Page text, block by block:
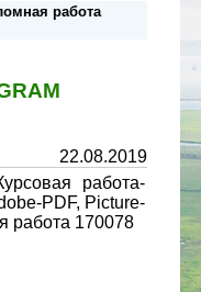
работа
22.08.2019
работа-
PDF, Picture-
работа 170078